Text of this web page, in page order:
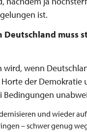
ist.
Deutschland muss
wird, wenn
der Demokratie
Bedingungen
und wieder auf
– schwer genug